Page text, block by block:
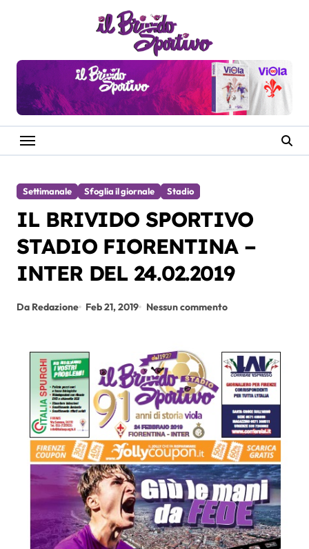
Settimanale Sfoglia il giornale Stadio
IL BRIVIDO SPORTIVO
STADIO FIORENTINA –
INTER DEL 24.02.2019
Da Redazione Feb 21, 2019 Nessun commento